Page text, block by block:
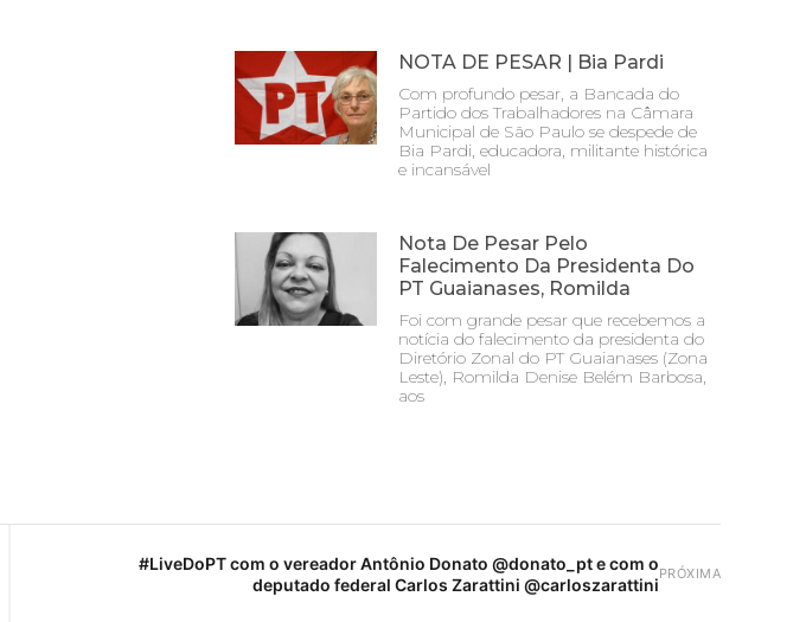
NOTA DE PESAR | Bia Pardi
Com profundo pesar, a Bancada do
Partido dos Trabalhadores na Câmara
Municipal de São Paulo se despede de
Bia Pardi, educadora, militante histórica
e incansável
Nota De Pesar Pelo
Falecimento Da Presidenta Do
PT Guaianases, Romilda
Foi com grande pesar que recebemos a
notícia do falecimento da presidenta do
Diretório Zonal do PT Guaianases (Zona
Leste), Romilda Denise Belém Barbosa,
aos
PRÓXIMA
#LiveDoPT com o vereador Antônio Donato @donato_pt e com o
deputado federal Carlos Zarattini @carloszarattini